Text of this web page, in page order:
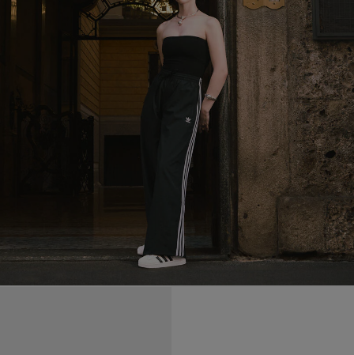
9 mesi e 22 giorni fa
Molto comode bellissime sono sono una icona Adidas
MOSTRA ALTRE RECENSIONI